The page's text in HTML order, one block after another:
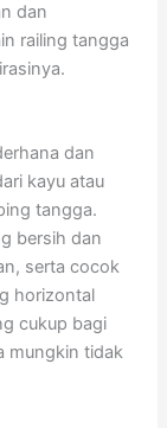
dan
railing tangga
dan
kayu atau
tangga.
bersih dan
serta cocok
horizontal
cukup bagi
mungkin tidak